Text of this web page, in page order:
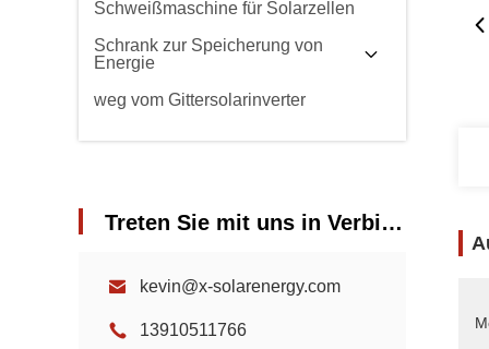
Schweißmaschine für Solarzellen
Schrank zur Speicherung von
Energie
weg vom Gittersolarinverter
Treten Sie mit uns in Verbindung
kevin@x-solarenergy.com
13910511766